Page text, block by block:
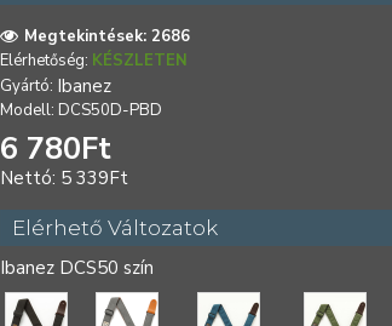
Elérhetőség: KÉSZLETEN
Gyártó: Ibanez
Modell: DCS50D-PBD
Megtekintések: 2686
6 780Ft
Nettó: 5 339Ft
Elérhető Változatok
Ibanez DCS50 szín